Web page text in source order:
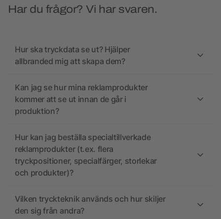
Har du frågor? Vi har svaren.
Hur ska tryckdata se ut? Hjälper
allbranded mig att skapa dem?
Kan jag se hur mina reklamprodukter
kommer att se ut innan de går i
produktion?
Hur kan jag beställa specialtillverkade
reklamprodukter (t.ex. flera
tryckpositioner, specialfärger, storlekar
och produkter)?
Vilken tryckteknik används och hur skiljer
den sig från andra?